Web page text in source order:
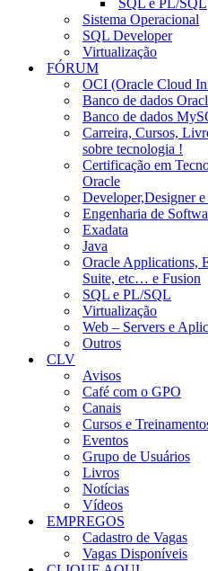
SQL e PL/SQL
Sistema Operacional
SQL Developer
Virtualização
FÓRUM
OCI (Oracle Cloud
Banco de dados
Banco de dados
Carreira, Cursos,
sobre tecnologia !
Certificação em
Oracle
Developer,Designer
Engenharia de
Exadata
Java
Oracle Applications,
Suite, etc… e Fusion
SQL e PL/SQL
Virtualização
Web – Servers e
Outros
CLV
Avisos
Café com o GPO
Canais
Cursos e
Eventos
Grupo de Usuários
Livros
Notícias
Vídeos
EMPREGOS
Cadastro de Vagas
Vagas Disponíveis